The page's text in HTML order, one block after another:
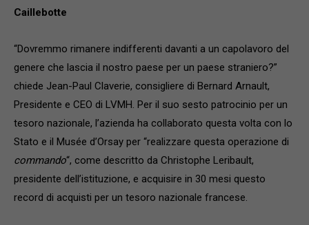
Caillebotte
“Dovremmo rimanere indifferenti davanti a un capolavoro del
genere che lascia il nostro paese per un paese straniero?”
chiede Jean-Paul Claverie, consigliere di Bernard Arnault,
Presidente e CEO di LVMH. Per il suo sesto patrocinio per un
tesoro nazionale, l’azienda ha collaborato questa volta con lo
Stato e il Musée d’Orsay per “realizzare questa operazione di
commando“, come descritto da Christophe Leribault,
presidente dell’istituzione, e acquisire in 30 mesi questo
record di acquisti per un tesoro nazionale francese.